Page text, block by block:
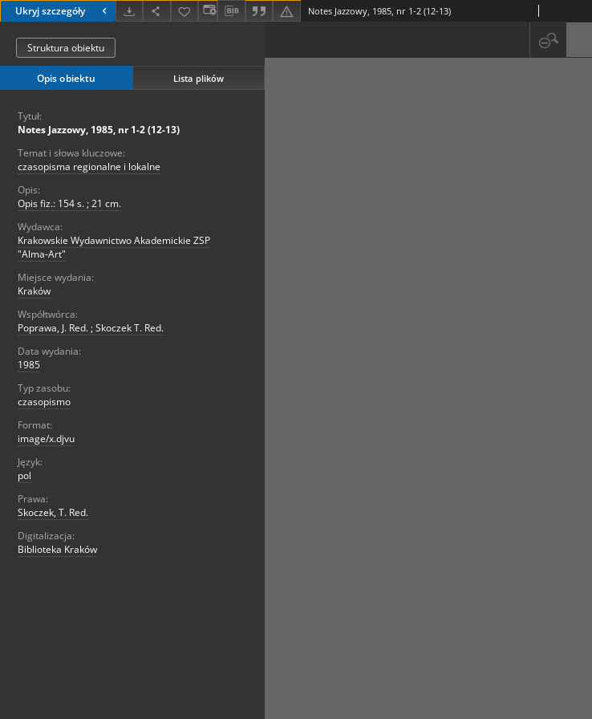
Ukryj szczegóły Notes Jazzowy, 1985, nr 1-2 (12-13)
Struktura obiektu
Opis obiektu Lista plików
Tytuł:
Notes Jazzowy, 1985, nr 1-2 (12-13)
Temat i słowa kluczowe:
czasopisma regionalne i lokalne
Opis:
Opis fiz.: 154 s. ; 21 cm.
Wydawca:
Krakowskie Wydawnictwo Akademickie ZSP
"Alma-Art"
Miejsce wydania:
Kraków
Współtwórca:
Poprawa, J. Red. ; Skoczek T. Red.
Data wydania:
1985
Typ zasobu:
czasopismo
Format:
image/x.djvu
Język:
pol
Prawa:
Skoczek, T. Red.
Digitalizacja:
Biblioteka Kraków